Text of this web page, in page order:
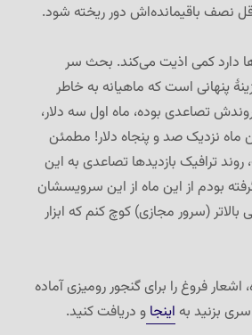
نصف باقیمانده‌اش دور ریخته شود.
دارد کمی اذیت می‌کند. بحث سر
پنهانی است که ماهیانه به خاطر
روندش تصاعدی بوده، ماه اول سه دلار،
ماه نزدیک صد و پنجاه دلار! مطمئن
ترافیک بازدیدها تصاعدی به این
بودم از این ماه از این سرویسشان
(سرور مجازی) کوچ کنم که ابزار
فروغ را برای گنجور رومیزی آماده
بزنید به اینجاو دریافت کنید.